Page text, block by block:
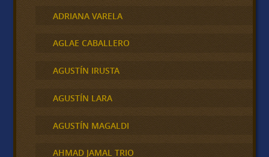
ADRIANA VARELA
AGLAE CABALLERO
AGUSTÍN IRUSTA
AGUSTÍN LARA
AGUSTÍN MAGALDI
AHMAD JAMAL TRIO